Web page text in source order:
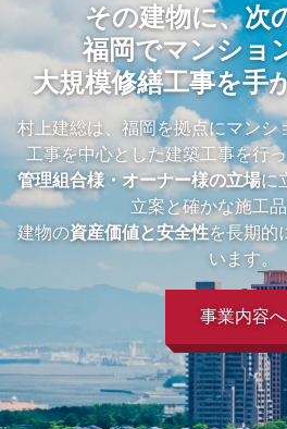
その建物に、次
福岡でマンショ
大規模修繕工事を手
村上建総は、福岡を拠点にマンシ
工事を中心とした建築工事を行
管理組合様・オーナー様の立場に
立案と確かな施工
建物の資産価値と安全性を長期的
います。
事業内容へ